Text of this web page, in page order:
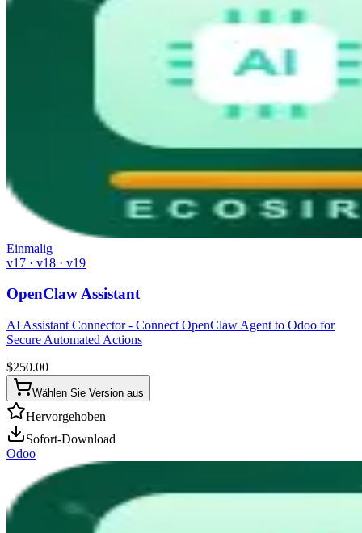
Einmalig
v17 · v18 · v19
OpenClaw Assistant
AI Assistant Connector - Connect OpenClaw Agent to Odoo for
Secure Automated Actions
$250.00
Wählen Sie Version aus
Hervorgehoben
Sofort-Download
Odoo